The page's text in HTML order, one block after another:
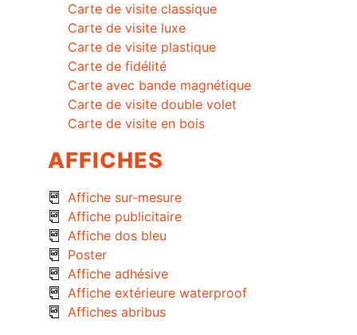
Carte de visite classique
Carte de visite luxe
Carte de visite plastique
Carte de fidélité
Carte avec bande magnétique
Carte de visite double volet
Carte de visite en bois
AFFICHES
Affiche sur-mesure
Affiche publicitaire
Affiche dos bleu
Poster
Affiche adhésive
Affiche extérieure waterproof
Affiches abribus